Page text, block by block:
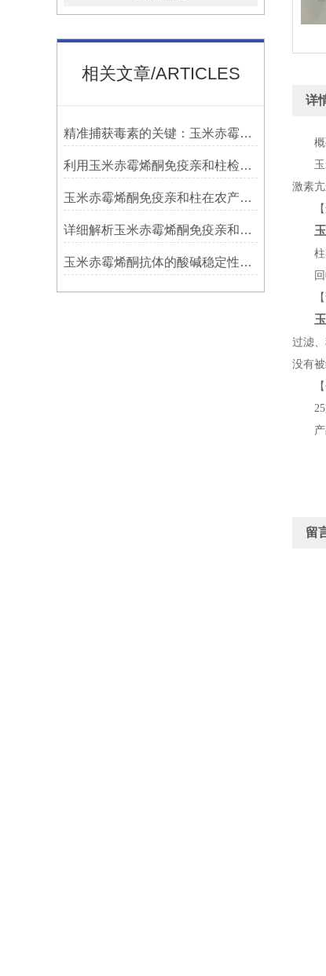
相关文章/ARTICLES
精准捕获毒素的关键：玉米赤霉烯酮免疫亲和柱使用全流程注意事项
利用玉米赤霉烯酮免疫亲和柱检测食品安全
玉米赤霉烯酮免疫亲和柱在农产品质量检测中的作用
详细解析玉米赤霉烯酮免疫亲和柱的基础资料
玉米赤霉烯酮抗体的酸碱稳定性是守护检测精度的化学护盾
详
概
玉米
激素
【适
柱容
回
【试
过滤
没有
【包
25支
产品
留